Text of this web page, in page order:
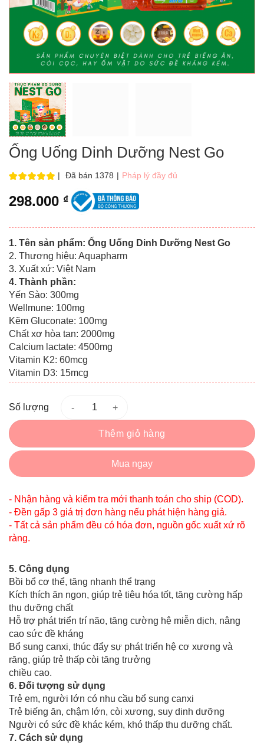
Ống Uống Dinh Dưỡng Nest Go
| Đã bán 1378 | Pháp lý đầy đủ
298.000 ₫
1. Tên sản phẩm: Ống Uống Dinh Dưỡng Nest Go
2. Thương hiệu: Aquapharm
3. Xuất xứ: Việt Nam
4. Thành phần:
Yến Sào: 300mg
Wellmune: 100mg
Kẽm Gluconate: 100mg
Chất xơ hòa tan: 2000mg
Calcium lactate: 4500mg
Vitamin K2: 60mcg
Vitamin D3: 15mcg
Số lượng
Thêm giỏ hàng
Mua ngay
- Nhận hàng và kiểm tra mới thanh toán cho ship (COD).
- Đền gấp 3 giá trị đơn hàng nếu phát hiện hàng giả.
- Tất cả sản phẩm đều có hóa đơn, nguồn gốc xuất xứ rõ
ràng.
5. Công dụng
Bồi bổ cơ thể, tăng nhanh thể trạng
Kích thích ăn ngon, giúp trẻ tiêu hóa tốt, tăng cường hấp
thu dưỡng chất
Hỗ trợ phát triển trí não, tăng cường hệ miễn dịch, nâng
cao sức đề kháng
Bổ sung canxi, thúc đẩy sự phát triển hệ cơ xương và
răng, giúp trẻ thấp còi tăng trưởng
chiều cao.
6. Đối tượng sử dụng
Trẻ em, người lớn có nhu cầu bổ sung canxi
Trẻ biếng ăn, chậm lớn, còi xương, suy dinh dưỡng
Người có sức đề khác kém, khó thấp thu dưỡng chất.
7. Cách sử dụng